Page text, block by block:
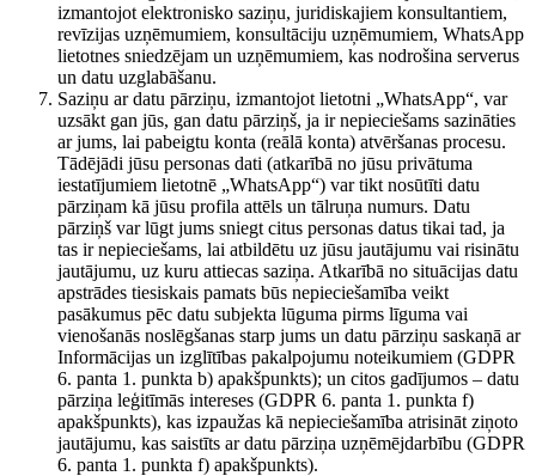
izmantojot elektronisko saziņu, juridiskajiem konsultantiem,
revīzijas uzņēmumiem, konsultāciju uzņēmumiem, WhatsApp
lietotnes sniedzējam un uzņēmumiem, kas nodrošina serverus
un datu uzglabāšanu.
Saziņu ar datu pārziņu, izmantojot lietotni „WhatsApp“, var
uzsākt gan jūs, gan datu pārziņš, ja ir nepieciešams sazināties
ar jums, lai pabeigtu konta (reālā konta) atvēršanas procesu.
Tādējādi jūsu personas dati (atkarībā no jūsu privātuma
iestatījumiem lietotnē „WhatsApp“) var tikt nosūtīti datu
pārziņam kā jūsu profila attēls un tālruņa numurs. Datu
pārziņš var lūgt jums sniegt citus personas datus tikai tad, ja
tas ir nepieciešams, lai atbildētu uz jūsu jautājumu vai risinātu
jautājumu, uz kuru attiecas saziņa. Atkarībā no situācijas datu
apstrādes tiesiskais pamats būs nepieciešamība veikt
pasākumus pēc datu subjekta lūguma pirms līguma vai
vienošanās noslēgšanas starp jums un datu pārziņu saskaņā ar
Informācijas un izglītības pakalpojumu noteikumiem (GDPR
6. panta 1. punkta b) apakšpunkts); un citos gadījumos – datu
pārziņa leģitīmās intereses (GDPR 6. panta 1. punkta f)
apakšpunkts), kas izpaužas kā nepieciešamība atrisināt ziņoto
jautājumu, kas saistīts ar datu pārziņa uzņēmējdarbību (GDPR
6. panta 1. punkta f) apakšpunkts).